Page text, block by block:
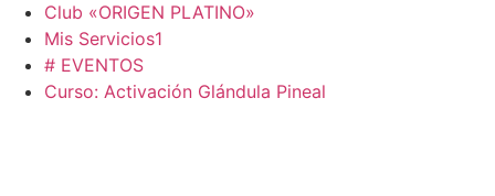
Club «ORIGEN PLATINO»
Mis Servicios1
# EVENTOS
Curso: Activación Glándula Pineal